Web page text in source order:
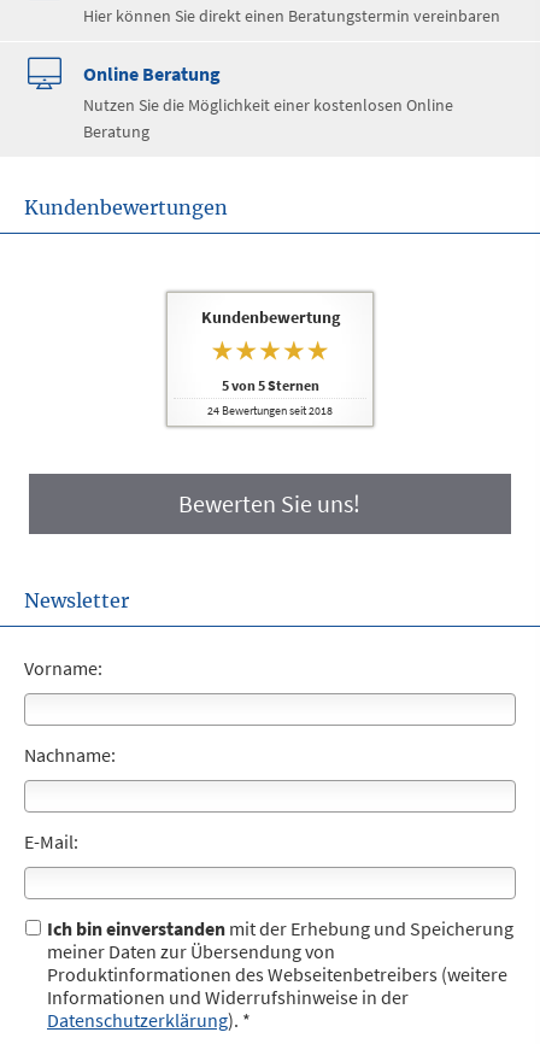
Hier können Sie direkt einen Beratungstermin vereinbaren
Online Beratung
Nutzen Sie die Möglichkeit einer kostenlosen Online
Beratung
Kundenbewertungen
Kundenbewertung
5von5Sternen
24 Bewertungen seit 2018
Bewerten Sie uns!
Newsletter
Vorname:
Nachname:
E-Mail:
Ich bin einverstanden mit der Erhebung und Speicherung
meiner Daten zur Übersendung von
Produktinformationen des Webseitenbetreibers (weitere
Informationen und Widerrufshinweise in der
Datenschutzerklärung). *